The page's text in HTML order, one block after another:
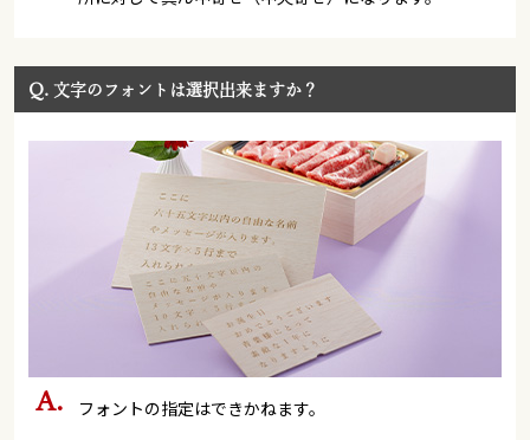
Q. 文字のフォントは選択出来ますか？
フォントの指定はできかねます。